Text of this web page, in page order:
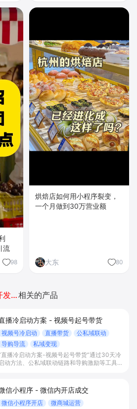
流
98
烘焙店如何用小程序裂变，
一个月做到30万营业额
大东 80
cmd启动微信小程序开发者工具相关的产品
播冷启动方案 - 视频号起号带货
视频号冷启动 直播带货
公私域联动
导购导流
私域变现
直播冷启动方案-视频号起号带货”通过30天冷
启动方法、公私域联动链路和导购激励等工具，
成交与私域长期复购增长。
信小程序 - 微信内开店成交
微信小程序开店
微商城运营